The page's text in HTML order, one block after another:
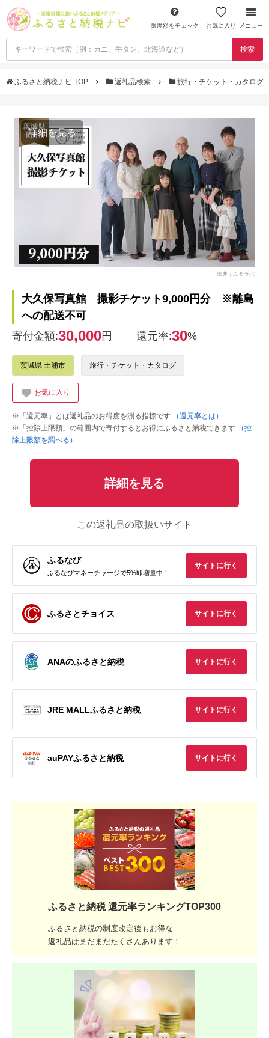
限度額をチェック お気に入り メニュー
検索
ふるさと納税ナビ TOP 返礼品検索 旅行・チケット・カタログ
詳細を見る
出典：ふるラボ
大久保写真館 撮影チケット9,000円分 ※離島
への配送不可
寄付金額:30,000円 還元率:30%
茨城県 土浦市 旅行・チケット・カタログ
お気に入り
※「還元率」とは返礼品のお得度を測る指標です
（還元率とは）
※「控除上限額」の範囲内で寄付するとお得にふるさと納税できます
（控
除上限額を調べる）
詳細を見る
この返礼品の取扱いサイト
ふるなび
ふるなびマネーチャージで5%即増量中！
サイトに行く
ふるさとチョイス サイトに行く
ANAのふるさと納税 サイトに行く
JRE MALLふるさと納税 サイトに行く
auPAYふるさと納税 サイトに行く
ふるさと納税 還元率ランキングTOP300
ふるさと納税の制度改定後もお得な
返礼品はまだまだたくさんあります！